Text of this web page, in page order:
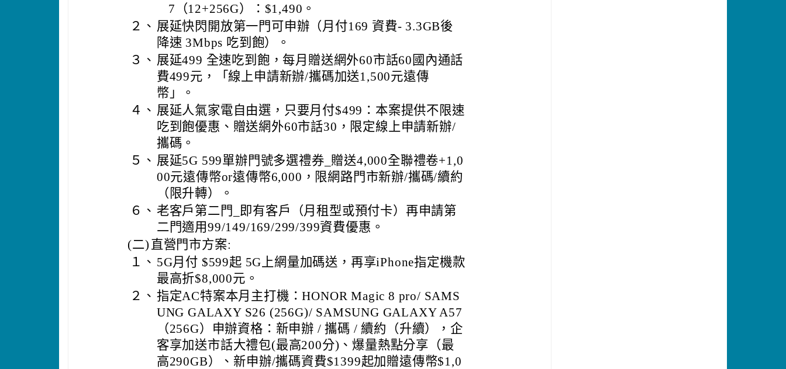
7（12+256G）：$1,490。
２、 展延快閃開放第一門可申辦（月付169 資費- 3.3GB後
降速 3Mbps 吃到飽）。
３、 展延499 全速吃到飽，每月贈送網外60市話60國內通話
費499元，「線上申請新辦/攜碼加送1,500元遠傳
幣」。
４、 展延人氣家電自由選，只要月付$499：本案提供不限速
吃到飽優惠、贈送網外60市話30，限定線上申請新辦/
攜碼。
５、 展延5G 599單辦門號多選禮券_贈送4,000全聯禮卷+1,0
00元遠傳幣or遠傳幣6,000，限網路門市新辦/攜碼/續約
（限升轉）。
６、 老客戶第二門_即有客戶（月租型或預付卡）再申請第
二門適用99/149/169/299/399資費優惠。
(二) 直營門市方案:
１、 5G月付 $599起 5G上網量加碼送，再享iPhone指定機款
最高折$8,000元。
２、 指定AC特案本月主打機：HONOR Magic 8 pro/ SAMS
UNG GALAXY S26 (256G)/ SAMSUNG GALAXY A57
（256G）申辦資格：新申辦 / 攜碼 / 續約（升續），企
客享加送市話大禮包(最高200分)、爆量熱點分享（最
高290GB）、新申辦/攜碼資費$1399起加贈遠傳幣$1,0